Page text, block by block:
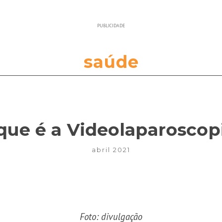
PUBLICIDADE
saúde
é a
abril 2021
Foto: divulgação